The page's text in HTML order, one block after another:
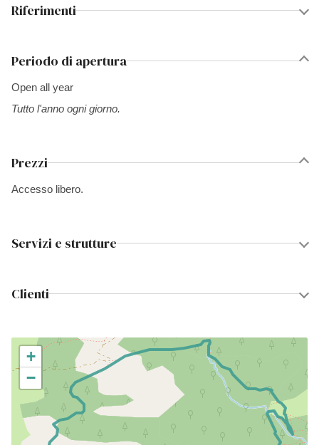
Riferimenti
Periodo di apertura
Open all year
Tutto l'anno ogni giorno.
Prezzi
Accesso libero.
Servizi e strutture
Clienti
+
−